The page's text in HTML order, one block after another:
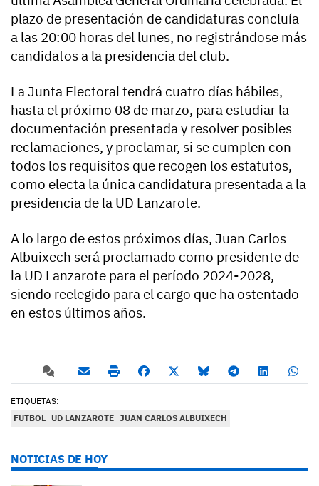
plazo de presentación de candidaturas concluía
a las 20:00 horas del lunes, no registrándose más
candidatos a la presidencia del club.
La Junta Electoral tendrá cuatro días hábiles,
hasta el próximo 08 de marzo, para estudiar la
documentación presentada y resolver posibles
reclamaciones, y proclamar, si se cumplen con
todos los requisitos que recogen los estatutos,
como electa la única candidatura presentada a la
presidencia de la UD Lanzarote.
A lo largo de estos próximos días, Juan Carlos
Albuixech será proclamado como presidente de
la UD Lanzarote para el período 2024-2028,
siendo reelegido para el cargo que ha ostentado
en estos últimos años.
ETIQUETAS:
FUTBOL
UD LANZAROTE JUAN CARLOS ALBUIXECH
NOTICIAS DE HOY